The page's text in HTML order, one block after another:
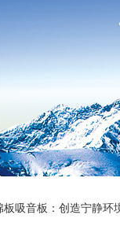
板吸音板：创造宁静环